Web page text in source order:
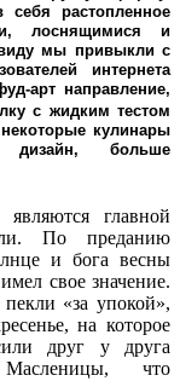
растопленное
лоснящимися и
мы привыкли с
интернета
арт направление,
с жидким тестом
кулинары
дизайн, больше
являются главной
По преданию
и бога весны
свое значение.
«за упокой»,
на которое
друг у друга
что